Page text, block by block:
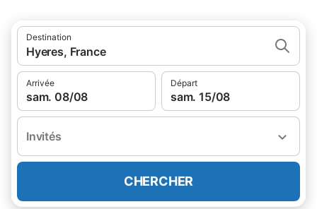
Destination
Hyeres, France
Arrivée
sam. 08/08
Départ
sam. 15/08
Invités
CHERCHER